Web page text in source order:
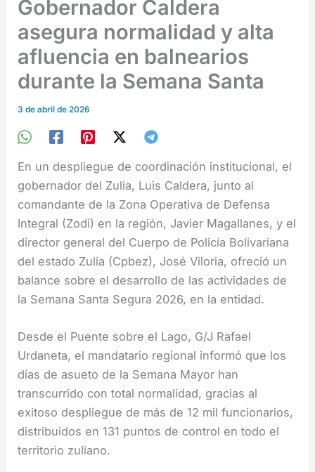
Gobernador Caldera
asegura normalidad y alta
afluencia en balnearios
durante la Semana Santa
3 de abril de 2026
En un despliegue de coordinación institucional, el
gobernador del Zulia, Luis Caldera, junto al
comandante de la Zona Operativa de Defensa
Integral (Zodi) en la región, Javier Magallanes, y el
director general del Cuerpo de Policía Bolivariana
del estado Zulia (Cpbez), José Viloria, ofreció un
balance sobre el desarrollo de las actividades de
la Semana Santa Segura 2026, en la entidad.
Desde el Puente sobre el Lago, G/J Rafael
Urdaneta, el mandatario regional informó que los
días de asueto de la Semana Mayor han
transcurrido con total normalidad, gracias al
exitoso despliegue de más de 12 mil funcionarios,
distribuidos en 131 puntos de control en todo el
territorio zuliano.